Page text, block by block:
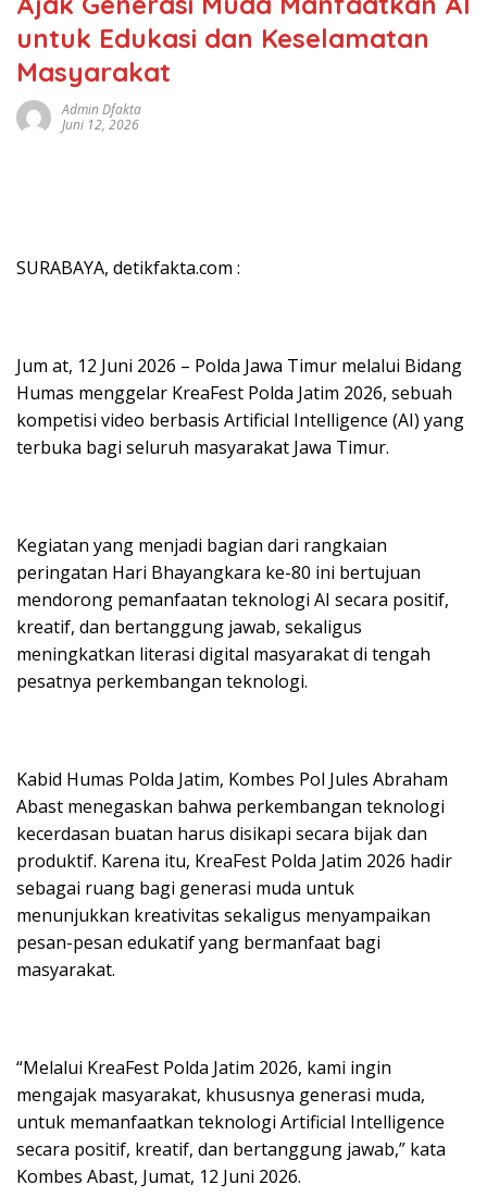
untuk Edukasi dan Keselamatan
Masyarakat
Admin Dfakta
Juni 12, 2026
SURABAYA, detikfakta.com :
Jum at, 12 Juni 2026 – Polda Jawa Timur melalui Bidang
Humas menggelar KreaFest Polda Jatim 2026, sebuah
kompetisi video berbasis Artificial Intelligence (AI) yang
terbuka bagi seluruh masyarakat Jawa Timur.
Kegiatan yang menjadi bagian dari rangkaian
peringatan Hari Bhayangkara ke-80 ini bertujuan
mendorong pemanfaatan teknologi AI secara positif,
kreatif, dan bertanggung jawab, sekaligus
meningkatkan literasi digital masyarakat di tengah
pesatnya perkembangan teknologi.
Kabid Humas Polda Jatim, Kombes Pol Jules Abraham
Abast menegaskan bahwa perkembangan teknologi
kecerdasan buatan harus disikapi secara bijak dan
produktif. Karena itu, KreaFest Polda Jatim 2026 hadir
sebagai ruang bagi generasi muda untuk
menunjukkan kreativitas sekaligus menyampaikan
pesan-pesan edukatif yang bermanfaat bagi
masyarakat.
“Melalui KreaFest Polda Jatim 2026, kami ingin
mengajak masyarakat, khususnya generasi muda,
untuk memanfaatkan teknologi Artificial Intelligence
secara positif, kreatif, dan bertanggung jawab,” kata
Kombes Abast, Jumat, 12 Juni 2026.